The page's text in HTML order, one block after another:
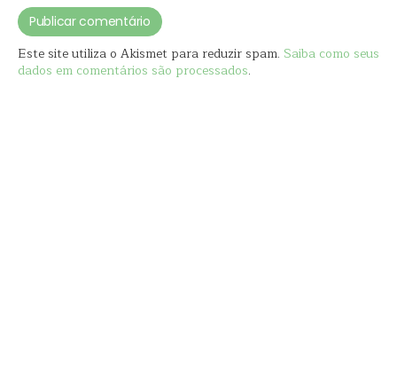
Este site utiliza o Akismet para reduzir spam. Saiba como seus
dados em comentários são processados.